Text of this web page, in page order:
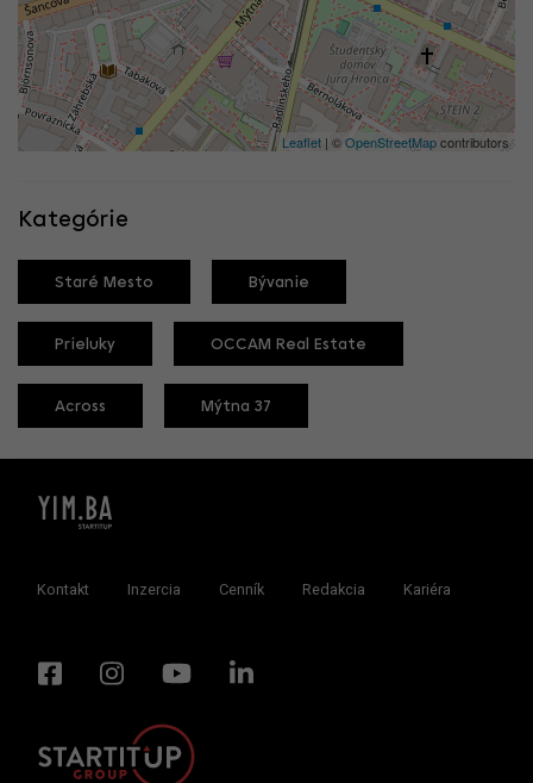
Leaflet | ©OpenStreetMapcontributors
Kategórie
Staré Mesto Bývanie
Prieluky OCCAM Real Estate
Across Mýtna 37
Kontakt Inzercia Cenník Redakcia Kariéra